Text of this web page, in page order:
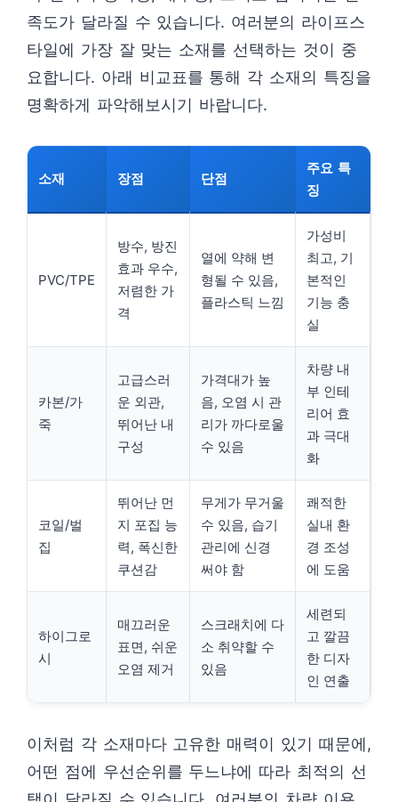
족도가 달라질 수 있습니다. 여러분의 라이프스
타일에 가장 잘 맞는 소재를 선택하는 것이 중
요합니다. 아래 비교표를 통해 각 소재의 특징을
명확하게 파악해보시기 바랍니다.
소재 장점 단점
주요 특
징
PVC/TPE
방수, 방진
효과 우수,
저렴한 가
격
열에 약해 변
형될 수 있음,
플라스틱 느낌
가성비
최고, 기
본적인
기능 충
실
카본/가
죽
고급스러
운 외관,
뛰어난 내
구성
가격대가 높
음, 오염 시 관
리가 까다로울
수 있음
차량 내
부 인테
리어 효
과 극대
화
코일/벌
집
뛰어난 먼
지 포집 능
력, 폭신한
쿠션감
무게가 무거울
수 있음, 습기
관리에 신경
써야 함
쾌적한
실내 환
경 조성
에 도움
하이그로
시
매끄러운
표면, 쉬운
오염 제거
스크래치에 다
소 취약할 수
있음
세련되
고 깔끔
한 디자
인 연출
이처럼 각 소재마다 고유한 매력이 있기 때문에,
어떤 점에 우선순위를 두느냐에 따라 최적의 선